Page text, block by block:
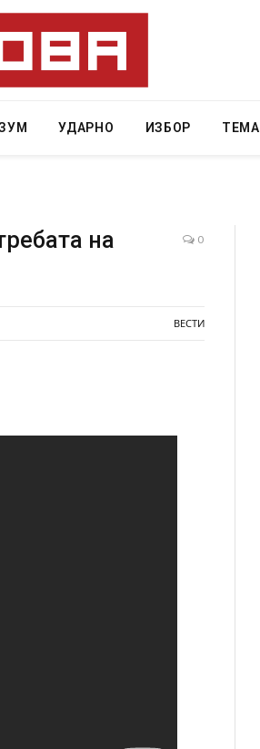
УДАРНО ИЗБОР ТЕМА
на
0
ВЕСТИ